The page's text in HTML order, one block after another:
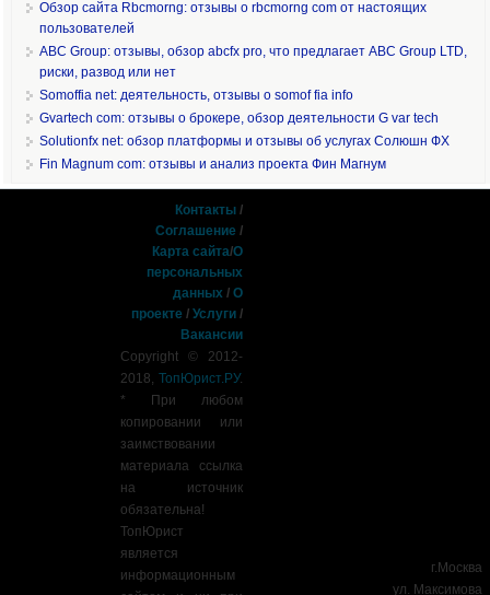
Обзор сайта Rbcmorng: отзывы о rbcmorng com от настоящих
пользователей
ABC Group: отзывы, обзор abcfx pro, что предлагает ABC Group LTD,
риски, развод или нет
Somoffia net: деятельность, отзывы о somof fia info
Gvartech com: отзывы о брокере, обзор деятельности G var tech
Solutionfx net: обзор платформы и отзывы об услугах Солюшн ФХ
Fin Magnum com: отзывы и анализ проекта Фин Магнум
Контакты /
Соглашение /
Карта сайта/О
персональных
данных /О
проекте /Услуги /
Вакансии
Copyright © 2012-
2018,ТопЮрист.РУ.
* При любом
копировании или
заимствовании
материала ссылка
на источник
обязательна!
ТопЮрист
является
информационным
г.Москва
ул. Максимова